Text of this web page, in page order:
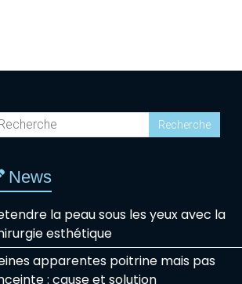
News
la peau sous les yeux avec la
esthétique
apparentes poitrine mais pas
: cause et solution